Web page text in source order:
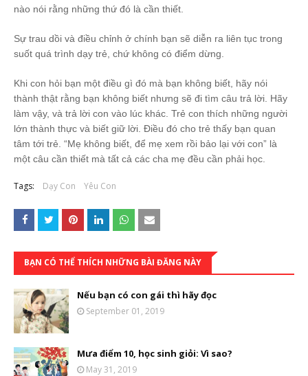
nào nói rằng những thứ đó là cần thiết.
Sự trau dồi và điều chỉnh ở chính bạn sẽ diễn ra liên tục trong
suốt quá trình dạy trẻ, chứ không có điểm dừng.
Khi con hỏi bạn một điều gì đó mà bạn không biết, hãy nói
thành thật rằng bạn không biết nhưng sẽ đi tìm câu trả lời. Hãy
làm vậy, và trả lời con vào lúc khác. Trẻ con thích những người
lớn thành thực và biết giữ lời. Điều đó cho trẻ thấy bạn quan
tâm tới trẻ. “Mẹ không biết, để mẹ xem rồi bảo lại với con” là
một câu cần thiết mà tất cả các cha mẹ đều cần phải học.
Tags: Dạy Con Yêu Con
BẠN CÓ THỂ THÍCH NHỮNG BÀI ĐĂNG NÀY
Nếu bạn có con gái thì hãy đọc
September 01, 2019
Mưa điểm 10, học sinh giỏi: Vì sao?
May 31, 2019